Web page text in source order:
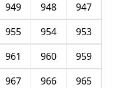
947
948
949
953
954
955
959
960
961
965
966
967